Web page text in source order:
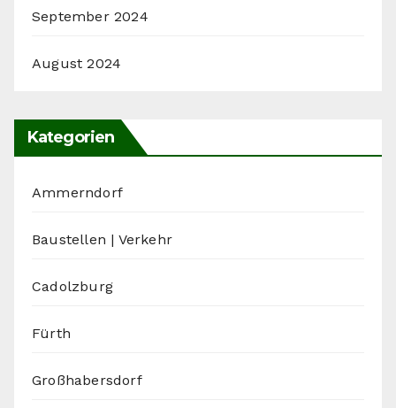
September 2024
August 2024
Kategorien
Ammerndorf
Baustellen | Verkehr
Cadolzburg
Fürth
Großhabersdorf